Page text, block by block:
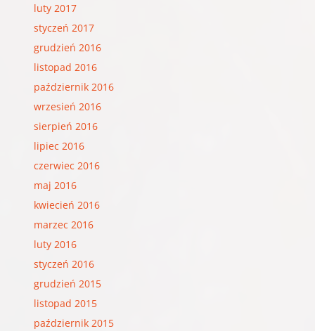
luty 2017
styczeń 2017
grudzień 2016
listopad 2016
październik 2016
wrzesień 2016
sierpień 2016
lipiec 2016
czerwiec 2016
maj 2016
kwiecień 2016
marzec 2016
luty 2016
styczeń 2016
grudzień 2015
listopad 2015
październik 2015